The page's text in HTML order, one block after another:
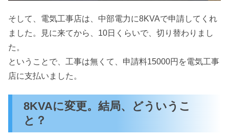
そして、電気工事店は、中部電力に8KVAで申請してくれ
ました。見に来てから、10日くらいで、切り替わりまし
た。
ということで、工事は無くて、申請料15000円を電気工事
店に支払いました。
8KVAに変更。結局、どういうこ
と？